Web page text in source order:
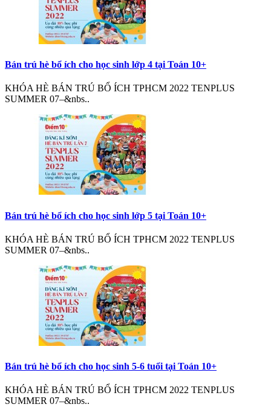
Bán trú hè bổ ích cho học sinh lớp 4 tại Toán 10+
KHÓA HÈ BÁN TRÚ BỔ ÍCH TPHCM 2022 TENPLUS
SUMMER 07–&nbs..
Bán trú hè bổ ích cho học sinh lớp 5 tại Toán 10+
KHÓA HÈ BÁN TRÚ BỔ ÍCH TPHCM 2022 TENPLUS
SUMMER 07–&nbs..
Bán trú hè bổ ích cho học sinh 5-6 tuổi tại Toán 10+
KHÓA HÈ BÁN TRÚ BỔ ÍCH TPHCM 2022 TENPLUS
SUMMER 07–&nbs..